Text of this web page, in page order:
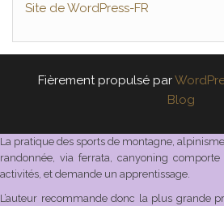
Site de WordPress-FR
Fièrement propulsé par
Blog
La pratique des sports de montagne,
randonnée, via ferrata, canyoning
activités, et demande un apprentissage.
L’auteur recommande donc la plus grande